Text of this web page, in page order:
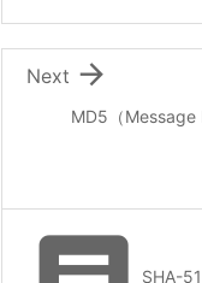
MD5（

Next
SHA-